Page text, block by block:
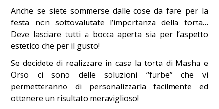
Anche se siete sommerse dalle cose da fare per la
festa non sottovalutate l’importanza della torta…
Deve lasciare tutti a bocca aperta sia per l’aspetto
estetico che per il gusto!
Se decidete di realizzare in casa la torta di Masha e
Orso ci sono delle soluzioni “furbe” che vi
permetteranno di personalizzarla facilmente ed
ottenere un risultato meraviglioso!